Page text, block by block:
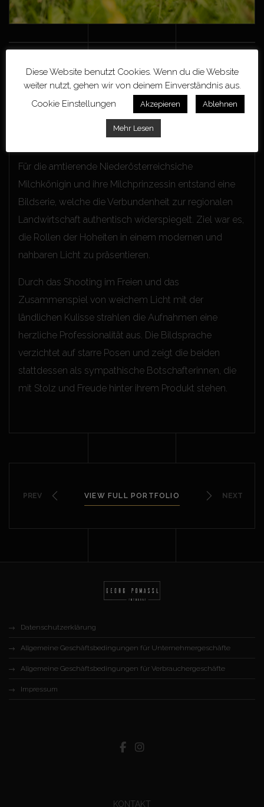
Milchhoheiten
Für die amtierende Niederösterreichsiche
Milchkönigin und ihre Milchprinzessin entstand eine
Bildserie, welche die Verbundenheit zur regionalen
Landwirtschaft authentisch widerspiegelt. Ziel war es,
die Rollen der Hoheiten in einem modernen und
nahbaren Licht zu präsentieren.
Durch das Shooting im Freien und das
Zusammenspiel von weichem Licht mit der
ländlichen Kulisse strahlen die Aufnahmen eine
herzliche Professionalität aus. Die Bildsprache
verzichtet auf starre Posen und zeigt die beiden
stattdessen als sympathische Botschafterinnen, die
mit Stolz und Freude hinter ihrem Produkt stehen.
PREV VIEW FULL PORTFOLIO NEXT
Datenschutzerklärung
Allgemeine Geschäftsbedingungen für Unternehmergeschäfte
Allgemeine Geschäftsbedingungen für Verbrauchergeschäfte
Impressum
KONTAKT
Diese Website benutzt Cookies. Wenn du die Website
weiter nutzt, gehen wir von deinem Einverständnis aus.
Cookie Einstellungen
Akzepieren Ablehnen
Mehr Lesen